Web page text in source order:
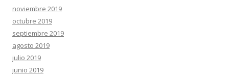
noviembre 2019
octubre 2019
septiembre 2019
agosto 2019
julio 2019
junio 2019